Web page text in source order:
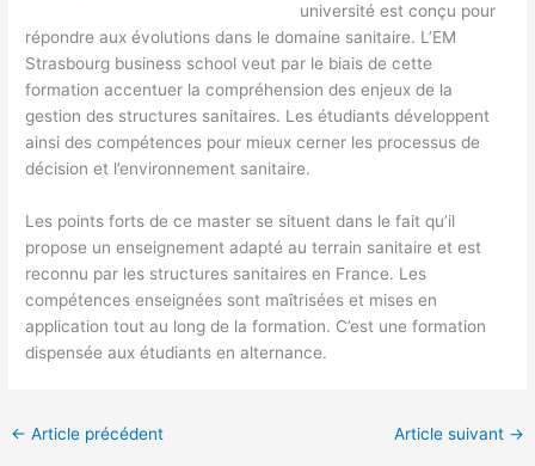
université est conçu pour
répondre aux évolutions dans le domaine sanitaire. L’EM
Strasbourg business school veut par le biais de cette
formation accentuer la compréhension des enjeux de la
gestion des structures sanitaires. Les étudiants développent
ainsi des compétences pour mieux cerner les processus de
décision et l’environnement sanitaire.
Les points forts de ce master se situent dans le fait qu’il
propose un enseignement adapté au terrain sanitaire et est
reconnu par les structures sanitaires en France. Les
compétences enseignées sont maîtrisées et mises en
application tout au long de la formation. C’est une formation
dispensée aux étudiants en alternance.
← Article précédent Article suivant →